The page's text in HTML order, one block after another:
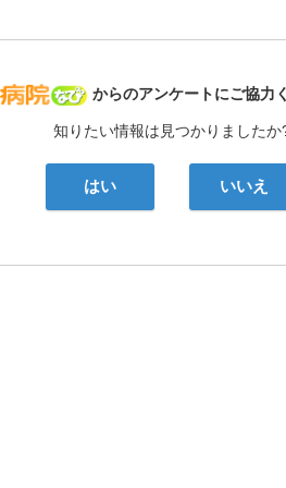
病院なび
からのアンケートにご協力
知りたい情報は見つかりましたか
はい いいえ